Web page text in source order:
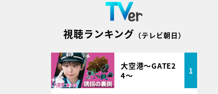
視聴ランキング （テレビ朝日）
大空港～GATE2
4～
1